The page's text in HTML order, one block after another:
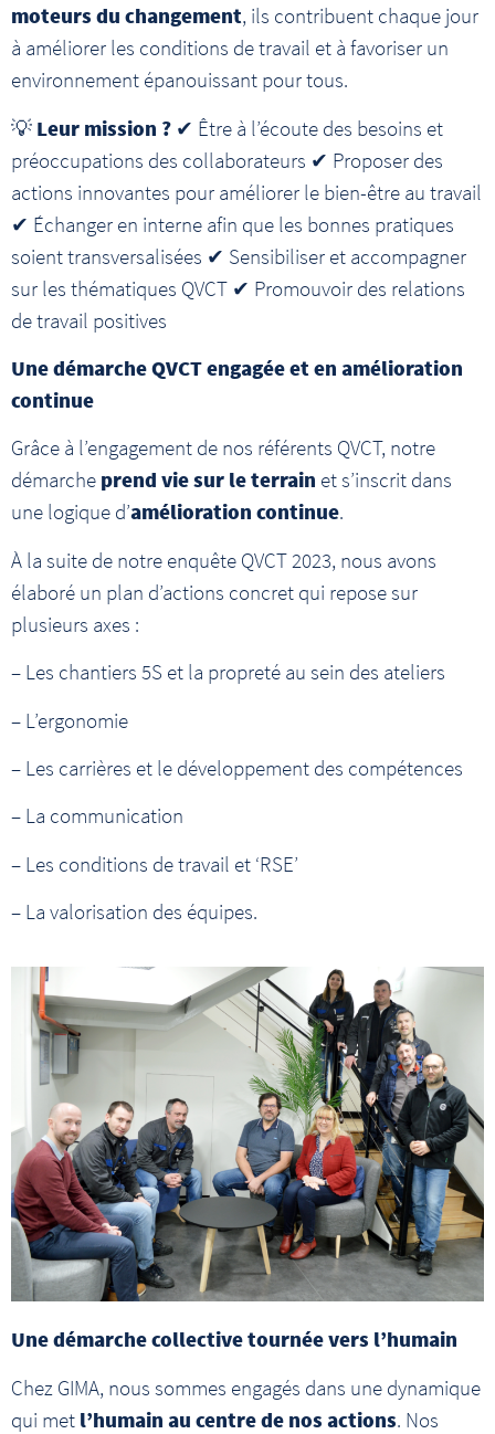
moteurs du changement, ils contribuent chaque jour
à améliorer les conditions de travail et à favoriser un
environnement épanouissant pour tous.
💡 Leur mission ? ✔ Être à l’écoute des besoins et
préoccupations des collaborateurs ✔ Proposer des
actions innovantes pour améliorer le bien-être au travail
✔ Échanger en interne afin que les bonnes pratiques
soient transversalisées ✔ Sensibiliser et accompagner
sur les thématiques QVCT ✔ Promouvoir des relations
de travail positives
Une démarche QVCT engagée et en amélioration
continue
Grâce à l’engagement de nos référents QVCT, notre
démarche prend vie sur le terrain et s’inscrit dans
une logique d’amélioration continue.
À la suite de notre enquête QVCT 2023, nous avons
élaboré un plan d’actions concret qui repose sur
plusieurs axes :
– Les chantiers 5S et la propreté au sein des ateliers
– L’ergonomie
– Les carrières et le développement des compétences
– La communication
– Les conditions de travail et ‘RSE’
– La valorisation des équipes.
Une démarche collective tournée vers l’humain
Chez GIMA, nous sommes engagés dans une dynamique
qui met l’humain au centre de nos actions. Nos